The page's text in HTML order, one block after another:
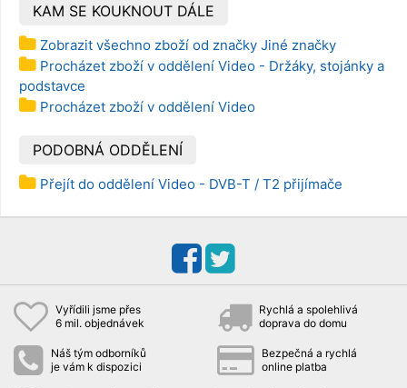
KAM SE KOUKNOUT DÁLE
Zobrazit všechno zboží od značky Jiné značky
Procházet zboží v oddělení Video - Držáky, stojánky a
podstavce
Procházet zboží v oddělení Video
PODOBNÁ ODDĚLENÍ
Přejít do oddělení Video - DVB-T / T2 přijímače
Vyřídili jsme přes
6 mil. objednávek
Rychlá a spolehlivá
doprava do domu
Náš tým odborníků
je vám k dispozici
Bezpečná a rychlá
online platba